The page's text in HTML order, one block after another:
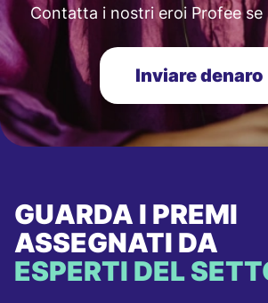
Contatta i nostri eroi Profee se
Inviare denaro
GUARDA I PREMI
ASSEGNATI DA
ESPERTI DEL